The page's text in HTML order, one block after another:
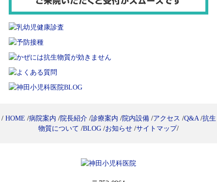
/ HOME /病院案内 /院長紹介/診療案内 /院内設備/アクセス /Q&A/抗生
物質について /BLOG /お知らせ /サイトマップ/